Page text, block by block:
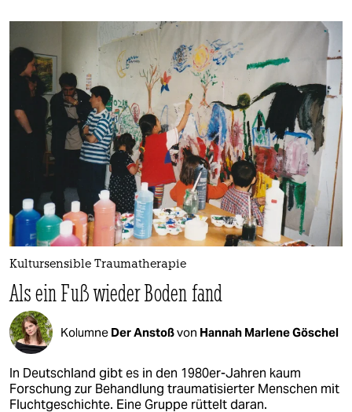
Kultursensible Traumatherapie
Als ein Fuß wieder Boden fand
Kolumne Der Anstoßvon Hannah Marlene Göschel
In Deutschland gibt es in den 1980er-Jahren kaum
Forschung zur Behandlung traumatisierter Menschen mit
Fluchtgeschichte. Eine Gruppe rüttelt daran.